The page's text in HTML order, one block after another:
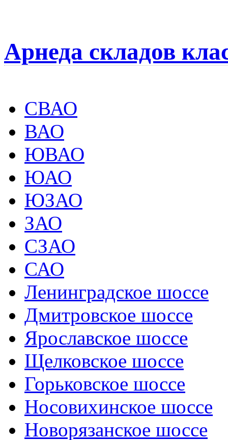
Арнеда складов
СВАО
ВАО
ЮВАО
ЮАО
ЮЗАО
ЗАО
СЗАО
САО
Ленинградское шоссе
Дмитровское шоссе
Ярославское шоссе
Щелковское шоссе
Горьковское шоссе
Носовихинское шоссе
Новорязанское шоссе